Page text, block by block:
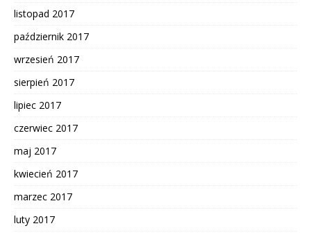
listopad 2017
październik 2017
wrzesień 2017
sierpień 2017
lipiec 2017
czerwiec 2017
maj 2017
kwiecień 2017
marzec 2017
luty 2017